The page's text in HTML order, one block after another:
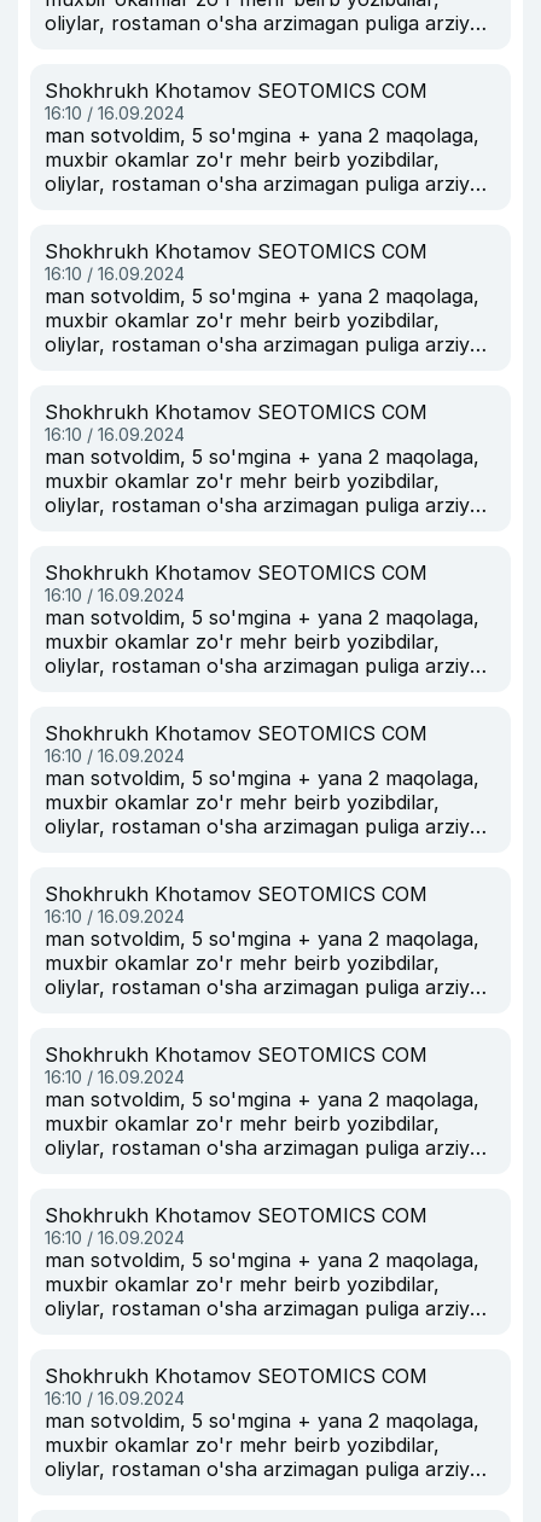
oliylar, rostaman o'sha arzimagan puliga arziydi.
Shokhrukh Khotamov SEOTOMICS COM
16:10 / 16.09.2024
man sotvoldim, 5 so'mgina + yana 2 maqolaga,
muxbir okamlar zo'r mehr beirb yozibdilar,
oliylar, rostaman o'sha arzimagan puliga arziydi.
Shokhrukh Khotamov SEOTOMICS COM
16:10 / 16.09.2024
man sotvoldim, 5 so'mgina + yana 2 maqolaga,
muxbir okamlar zo'r mehr beirb yozibdilar,
oliylar, rostaman o'sha arzimagan puliga arziydi.
Shokhrukh Khotamov SEOTOMICS COM
16:10 / 16.09.2024
man sotvoldim, 5 so'mgina + yana 2 maqolaga,
muxbir okamlar zo'r mehr beirb yozibdilar,
oliylar, rostaman o'sha arzimagan puliga arziydi.
Shokhrukh Khotamov SEOTOMICS COM
16:10 / 16.09.2024
man sotvoldim, 5 so'mgina + yana 2 maqolaga,
muxbir okamlar zo'r mehr beirb yozibdilar,
oliylar, rostaman o'sha arzimagan puliga arziydi.
Shokhrukh Khotamov SEOTOMICS COM
16:10 / 16.09.2024
man sotvoldim, 5 so'mgina + yana 2 maqolaga,
muxbir okamlar zo'r mehr beirb yozibdilar,
oliylar, rostaman o'sha arzimagan puliga arziydi.
Shokhrukh Khotamov SEOTOMICS COM
16:10 / 16.09.2024
man sotvoldim, 5 so'mgina + yana 2 maqolaga,
muxbir okamlar zo'r mehr beirb yozibdilar,
oliylar, rostaman o'sha arzimagan puliga arziydi.
Shokhrukh Khotamov SEOTOMICS COM
16:10 / 16.09.2024
man sotvoldim, 5 so'mgina + yana 2 maqolaga,
muxbir okamlar zo'r mehr beirb yozibdilar,
oliylar, rostaman o'sha arzimagan puliga arziydi.
Shokhrukh Khotamov SEOTOMICS COM
16:10 / 16.09.2024
man sotvoldim, 5 so'mgina + yana 2 maqolaga,
muxbir okamlar zo'r mehr beirb yozibdilar,
oliylar, rostaman o'sha arzimagan puliga arziydi.
Shokhrukh Khotamov SEOTOMICS COM
16:10 / 16.09.2024
man sotvoldim, 5 so'mgina + yana 2 maqolaga,
muxbir okamlar zo'r mehr beirb yozibdilar,
oliylar, rostaman o'sha arzimagan puliga arziydi.